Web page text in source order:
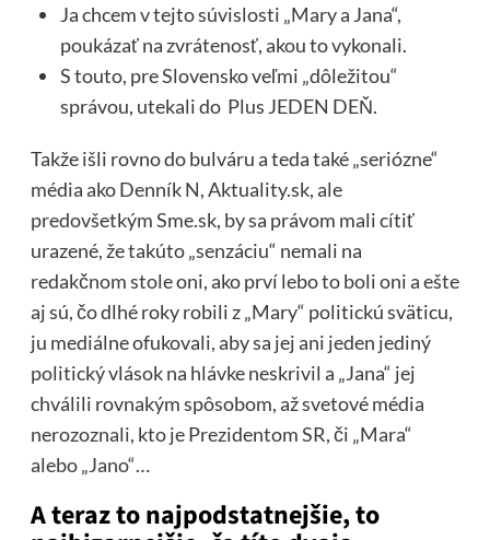
Ja chcem v tejto súvislosti „Mary a Jana“,
poukázať na zvrátenosť, akou to vykonali.
S touto, pre Slovensko veľmi „dôležitou“
správou, utekali do Plus JEDEN DEŇ.
Takže išli rovno do bulváru a teda také „seriózne“
média ako Denník N, Aktuality.sk, ale
predovšetkým Sme.sk, by sa právom mali cítiť
urazené, že takúto „senzáciu“ nemali na
redakčnom stole oni, ako prví lebo to boli oni a ešte
aj sú, čo dlhé roky robili z „Mary“ politickú sväticu,
ju mediálne ofukovali, aby sa jej ani jeden jediný
politický vlások na hlávke neskrivil a „Jana“ jej
chválili rovnakým spôsobom, až svetové média
nerozoznali, kto je Prezidentom SR, či „Mara“
alebo „Jano“…
A teraz to najpodstatnejšie, to